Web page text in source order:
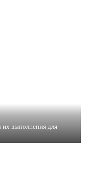
их выполнения для